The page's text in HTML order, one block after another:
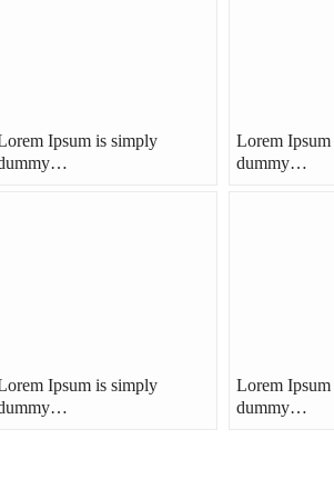
Ipsum is simply
Lorem
dummy…
Ipsum is simply
Lorem
dummy…